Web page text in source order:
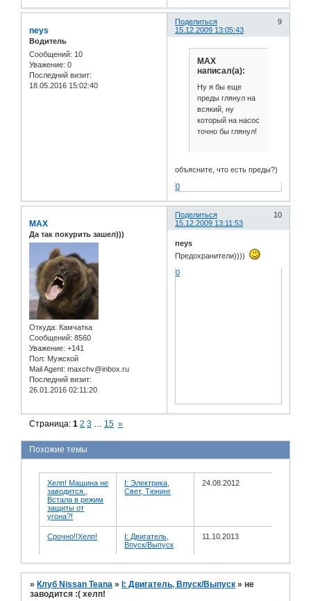
Поделиться
9
15.12.2009 13:05:43
neys
Водитель
Сообщений: 10
Уважение: 0
Последний визит:
18.05.2016 15:02:40
MAX
написал(а):
Ну я бы еще
преды глянул на
всякий, ну
который на насос
точно бы глянул!
объясните, что есть преды?)
0
Поделиться
10
15.12.2009 13:11:53
MAX
Да так покурить зашел)))
Откуда: Камчатка
Сообщений: 8560
Уважение: +141
Пол: Мужской
Mail Agent: maxchv@inbox.ru
Последний визит:
26.01.2016 02:11:20
neys
Предохранители))))
0
Страница:1 2 3 … 15 »
Похожие темы
Хелп! Машина не
заводится.,
Встала в режим
защиты от
угона?!
I: Электрика,
Свет, Тюнинг
24.08.2012
Срочно!!Хелп!
I: Двигатель,
Впуск/Выпуск
11.10.2013
» Клуб Nissan Teana » I: Двигатель, Впуск/Выпуск »не
заводится :( хелп!